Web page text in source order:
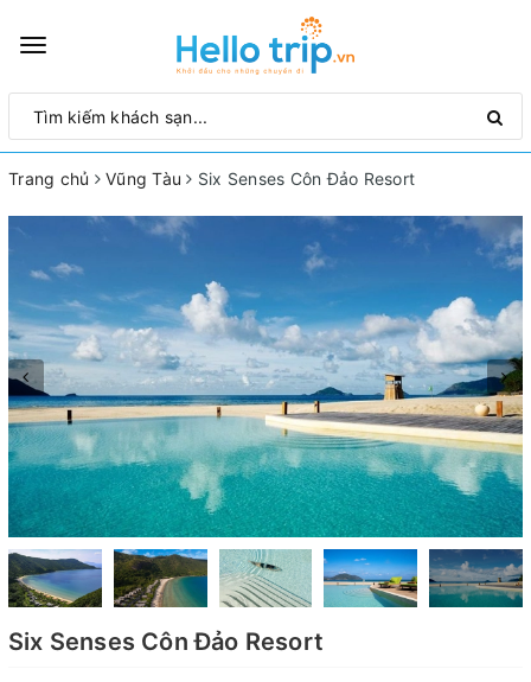
Toggle
Trang chủ Vũng Tàu Six Senses Côn Đảo Resort
Six Senses Côn Đảo Resort